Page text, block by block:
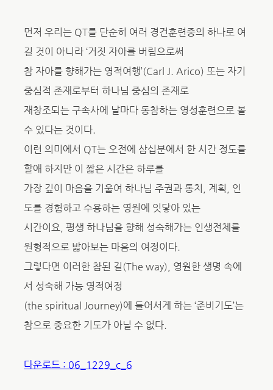
먼저 우리는 QT를 단순히 여러 경건훈련중의 하나로 여
길 것이 아니라 ‘거짓 자아를 버림으로써
참 자아를 향해가는 영적여행’(Carl J. Arico) 또는 자기
중심적 존재로부터 하나님 중심의 존재로
재창조되는 구속사에 날마다 동참하는 영성훈련으로 볼
수 있다는 것이다.
이런 의미에서 QT는 오전에 삼십분에서 한 시간 정도를
할애 하지만 이 짧은 시간은 하루를
가장 깊이 마음을 기울여 하나님 주권과 통치, 계획, 인
도를 경험하고 수용하는 영원에 잇닿아 있는
시간이요, 평생 하나님을 향해 성숙해가는 인생전체를
원형적으로 밟아보는 마음의 여정이다.
그렇다면 이러한 참된 길(The way), 영원한 생명 속에
서 성숙해 가능 영적여정
(the spiritual Journey)에 들어서게 하는 ‘준비기도’는
참으로 중요한 기도가 아닐 수 없다.
다운로드 : 06_1229_c_6